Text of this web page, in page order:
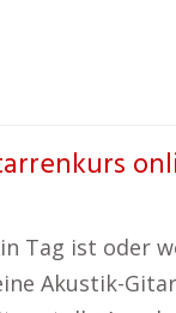
Tag ist oder
Akustik-